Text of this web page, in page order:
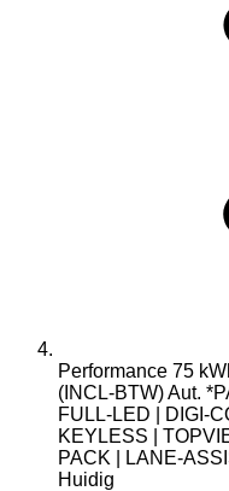
Performance 75
(INCL-BTW) Aut.
FULL-LED | DIGI-
KEYLESS |
PACK | LANE-
Huidig